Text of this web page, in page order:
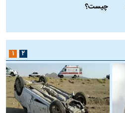
چیست؟
۱ ۲